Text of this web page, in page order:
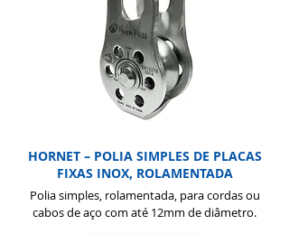
HORNET – POLIA SIMPLES DE PLACAS
FIXAS INOX, ROLAMENTADA
Polia simples, rolamentada, para cordas ou
cabos de aço com até 12mm de diâmetro.